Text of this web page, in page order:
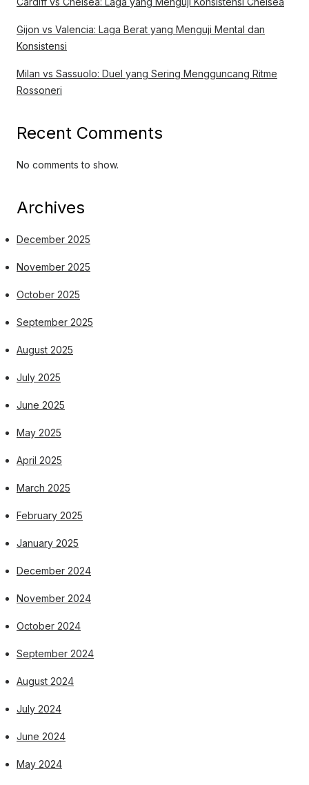
Gijon vs Valencia: Laga Berat yang Menguji Mental dan
Konsistensi
Milan vs Sassuolo: Duel yang Sering Mengguncang Ritme
Rossoneri
Recent Comments
No comments to show.
Archives
December 2025
November 2025
October 2025
September 2025
August 2025
July 2025
June 2025
May 2025
April 2025
March 2025
February 2025
January 2025
December 2024
November 2024
October 2024
September 2024
August 2024
July 2024
June 2024
May 2024